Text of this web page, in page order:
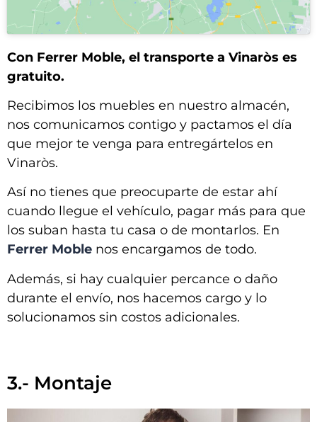
Con Ferrer Moble, el transporte a Vinaròs es
gratuito.
Recibimos los muebles en nuestro almacén,
nos comunicamos contigo y pactamos el día
que mejor te venga para entregártelos en
Vinaròs.
Así no tienes que preocuparte de estar ahí
cuando llegue el vehículo, pagar más para que
los suban hasta tu casa o de montarlos. En
Ferrer Moble nos encargamos de todo.
Además, si hay cualquier percance o daño
durante el envío, nos hacemos cargo y lo
solucionamos sin costos adicionales.
3.- Montaje